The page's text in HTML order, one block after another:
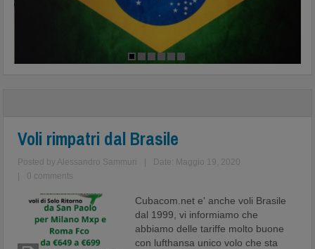
Voli rimpatri dal Brasile
Posted by Alessandro Sammuri
Date: Maggio 19, 2020
0 comments
Cubacom.net e' anche voli Brasile
dal 1999, vi informiamo che
abbiamo delle tariffe molto buone
con lufthansa unico volo che sta